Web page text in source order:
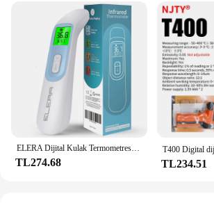
ELERA Dijital Kulak Termometresi Alın Temassız Bebek Vücut Termometro Kızılötesi LCD Yetişkin Ateş IR Ev Sağlık Monitörleri
TL274.68 TL234.51